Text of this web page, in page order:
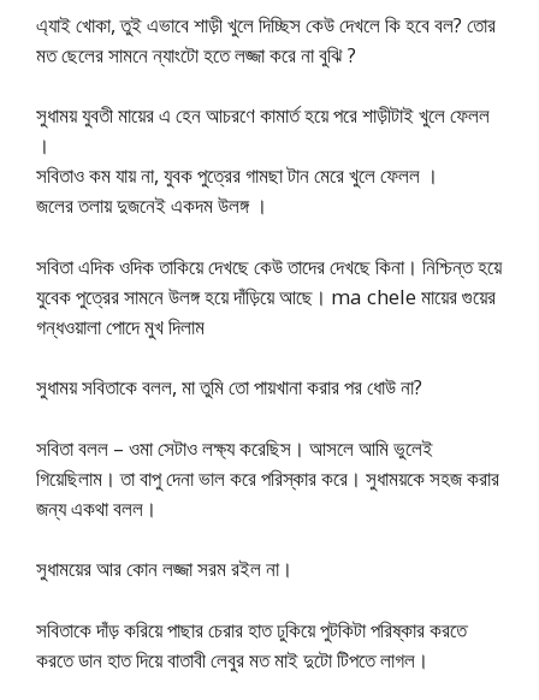
এ্যাই খোকা, তুই এভাবে শাড়ী খুলে দিচ্ছিস কেউ দেখলে কি হবে বল? তোর
মত ছেলের সামনে ন্যাংটো হতে লজ্জা করে না বুঝি ?
সুধাময় যুবতী মায়ের এ হেন আচরণে কামার্ত হয়ে পরে শাড়ীটাই খুলে ফেলল
।
সবিতাও কম যায় না, যুবক পুত্রের গামছা টান মেরে খুলে ফেলল ।
জলের তলায় দুজনেই একদম উলঙ্গ ।
সবিতা এদিক ওদিক তাকিয়ে দেখছে কেউ তাদের দেখছে কিনা। নিশ্চিন্ত হয়ে
যুবেক পুত্রের সামনে উলঙ্গ হয়ে দাঁড়িয়ে আছে। ma chele মায়ের গুয়ের
গন্ধওয়ালা পোদে মুখ দিলাম
সুধাময় সবিতাকে বলল, মা তুমি তো পায়খানা করার পর ধোউ না?
সবিতা বলল – ওমা সেটাও লক্ষ্য করেছিস। আসলে আমি ভুলেই
গিয়েছিলাম। তা বাপু দেনা ভাল করে পরিস্কার করে। সুধাময়কে সহজ করার
জন্য একথা বলল।
সুধাময়ের আর কোন লজ্জা সরম রইল না।
সবিতাকে দাঁড় করিয়ে পাছার চেরার হাত ঢুকিয়ে পুটকিটা পরিষ্কার করতে
করতে ডান হাত দিয়ে বাতাবী লেবুর মত মাই দুটো টিপতে লাগল।